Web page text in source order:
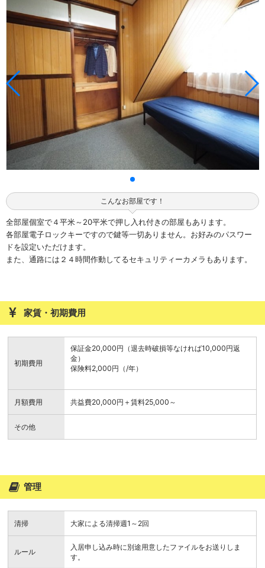
こんなお部屋です！
全部屋個室で４平米～20平米で押し入れ付きの部屋もあります。
各部屋電子ロックキーですので鍵等一切ありません。お好みのパスワー
ドを設定いただけます。
また、通路には２４時間作動してるセキュリティーカメラもあります。
家賃・初期費用
初期費用
保証金20,000円（退去時破損等なければ10,000円返
金）
保険料2,000円（/年）
月額費用 共益費20,000円＋賃料25,000～
その他
管理
清掃 大家による清掃週1～2回
ルール
入居申し込み時に別途用意したファイルをお送りしま
す。